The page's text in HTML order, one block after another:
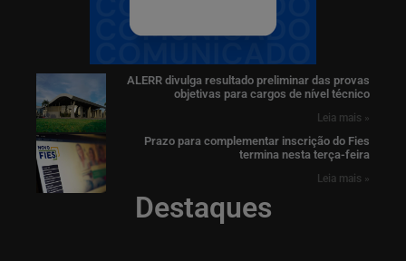
Destaques
ALERR divulga resultado preliminar das provas
objetivas para cargos de nível técnico
Leia mais »
Prazo para complementar inscrição do Fies
termina nesta terça-feira
Leia mais »